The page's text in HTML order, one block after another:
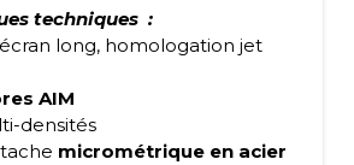
techniques :
écran long, homologation jet
AIM
densités
micrométrique en acier